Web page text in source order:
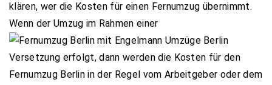
klären, wer die Kosten für einen Fernumzug übernimmt.
Wenn der Umzug im Rahmen einer
Versetzung erfolgt, dann werden die Kosten für den
Fernumzug Berlin in der Regel vom Arbeitgeber oder dem